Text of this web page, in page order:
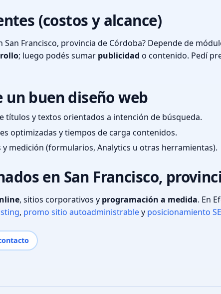
(costos y alcance)
San Francisco, provincia de Córdoba? Depende de
; luego podés sumar publicidad o contenido. Pedí
un buen diseño web
títulos y textos orientados a intención de búsqueda.
optimizadas y tiempos de carga contenidos.
y medición (formularios, Analytics u otras herramientas).
en San Francisco,
, sitios corporativos y programación a medida. En
, promo sitio autoadministrabley posicionamiento